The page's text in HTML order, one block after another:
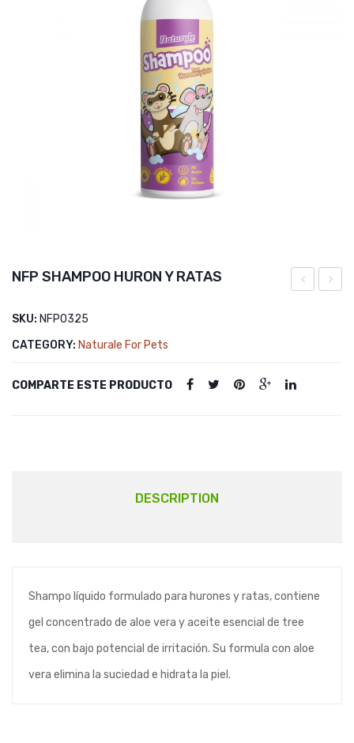
NFP SHAMPOO HURON Y RATAS
SKU: NFP0325
CATEGORY: Naturale For Pets
COMPARTE ESTE PRODUCTO
DESCRIPTION
Shampo líquido formulado para hurones y ratas, contiene
gel concentrado de aloe vera y aceite esencial de tree
tea, con bajo potencial de irritación. Su formula con aloe
vera elimina la suciedad e hidrata la piel.